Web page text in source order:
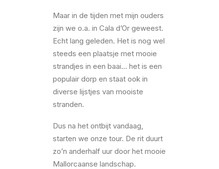
Maar in de tijden met mijn ouders
zijn we o.a. in Cala d’Or geweest.
Echt lang geleden. Het is nog wel
steeds een plaatsje met mooie
strandjes in een baai… het is een
populair dorp en staat ook in
diverse lijstjes van mooiste
stranden.
Dus na het ontbijt vandaag,
starten we onze tour. De rit duurt
zo’n anderhalf uur door het mooie
Mallorcaanse landschap.